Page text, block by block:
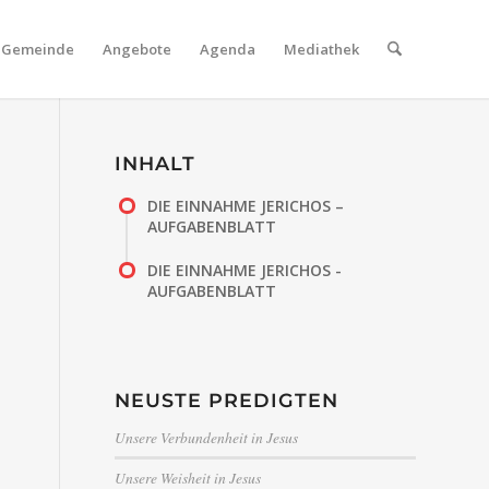
Gemeinde Angebote Agenda Mediathek
INHALT
DIE EINNAHME JERICHOS –
AUFGABENBLATT
DIE EINNAHME JERICHOS -
AUFGABENBLATT
NEUSTE PREDIGTEN
Unsere Verbundenheit in Jesus
Unsere Weisheit in Jesus